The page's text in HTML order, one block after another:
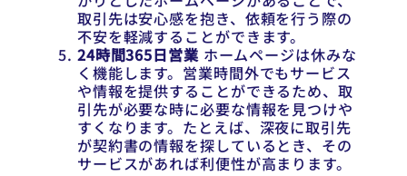
取引先は安心感を抱き、依頼を行う際の
不安を軽減することができます。
24時間365日営業ホームページは休みな
く機能します。営業時間外でもサービス
や情報を提供することができるため、取
引先が必要な時に必要な情報を見つけや
すくなります。たとえば、深夜に取引先
が契約書の情報を探しているとき、その
サービスがあれば利便性が高まります。